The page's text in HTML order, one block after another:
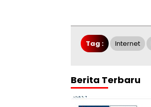
Tag : Internet
Berita Terbaru